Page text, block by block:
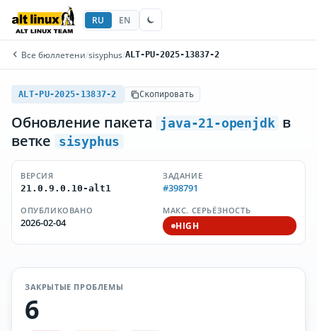
RU EN
Все бюллетени/sisyphus/ALT-PU-2025-13837-2
ALT-PU-2025-13837-2 Скопировать
Обновление пакета java-21-openjdk в
ветке
sisyphus
ВЕРСИЯ
21.0.9.0.10-alt1
ЗАДАНИЕ
#398791
ОПУБЛИКОВАНО
2026-02-04
МАКС. СЕРЬЁЗНОСТЬ
HIGH
ЗАКРЫТЫЕ ПРОБЛЕМЫ
6